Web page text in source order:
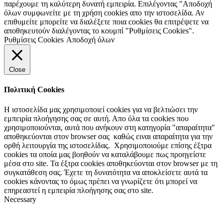
παρέχουμε τη καλύτερη δυνατή εμπειρία. Επιλέγοντας "Αποδοχή
όλων συμφωνείτε με τη χρήση cookies απο την ιστοσελίδα. Αν
επιθυμείτε μπορείτε να διαλέξετε ποια cookies θα επιτρέψετε να
αποθηκευτούν διαλέγοντας το κουμπί "Ρυθμίσεις Cookies".
Ρυθμίσεις Cookies Αποδοχή όλων
Close
Πολιτική Cookies
Η ιστοσελίδα μας χρησιμοποιεί cookies για να βελτιώσει την
εμπειρία πλοήγησης σας σε αυτή. Απο όλα τα cookies που
χρησιμοποιούνται, αυτά που ανήκουν στη κατηγορία "απαραίτητα"
αποθηκεύονται στον browser σας καθώς ειναι απαραίτητα για την
ορθή λειτουργία της ιστοσελίδας. Χρησιμοποιούμε επίσης έξτρα
cookies τα οποία μας βοηθούν να καταλάβουμε πως προηγείστε
μέσα στο site. Τα έξτρα cookies αποθηκεύονται στον browser με τη
συγκατάθεση σας. Έχετε τη δυνατότητα να αποκλείσετε αυτά τα
cookies κάνοντας το όμως πρέπει να γνωρίζετε ότι μπορεί να
επηρεαστεί η εμπειρία πλοήγησης σας στο site.
Necessary